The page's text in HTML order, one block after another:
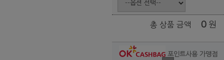
총 상품 금액 0 원
포인트사용 가맹점